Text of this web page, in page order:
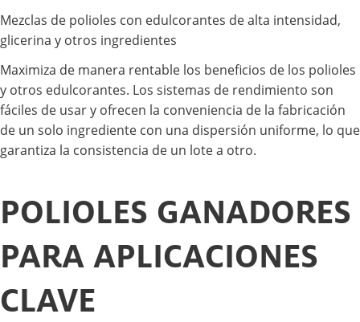
Mezclas de polioles con edulcorantes de alta intensidad,
glicerina y otros ingredientes
Maximiza de manera rentable los beneficios de los polioles
y otros edulcorantes. Los sistemas de rendimiento son
fáciles de usar y ofrecen la conveniencia de la fabricación
de un solo ingrediente con una dispersión uniforme, lo que
garantiza la consistencia de un lote a otro.
POLIOLES GANADORES
PARA APLICACIONES
CLAVE